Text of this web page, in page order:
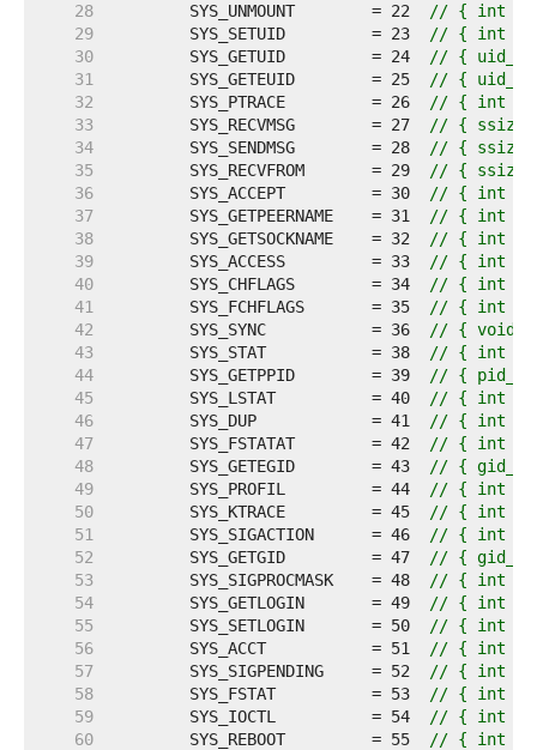
    28
	SYS_UNMOUNT        = 22
// { int
    29
	SYS_SETUID         = 23
// { int
    30
	SYS_GETUID         = 24
// { uid_t
    31
	SYS_GETEUID        = 25
// { uid_t
    32
	SYS_PTRACE         = 26
// { int
    33
	SYS_RECVMSG        = 27
// {
    34
	SYS_SENDMSG        = 28
// {
    35
	SYS_RECVFROM       = 29
// {
    36
	SYS_ACCEPT         = 30
// { int
    37
	SYS_GETPEERNAME    = 31
// { int
    38
	SYS_GETSOCKNAME    = 32
// { int
    39
	SYS_ACCESS         = 33
// { int
    40
	SYS_CHFLAGS        = 34
// { int
    41
	SYS_FCHFLAGS       = 35
// { int
    42
	SYS_SYNC           = 36
// { void
    43
	SYS_STAT           = 38
// { int
    44
	SYS_GETPPID        = 39
// { pid_t
    45
	SYS_LSTAT          = 40
// { int
    46
	SYS_DUP            = 41
// { int
    47
	SYS_FSTATAT        = 42
// { int
    48
	SYS_GETEGID        = 43
// { gid_t
    49
	SYS_PROFIL         = 44
// { int
    50
	SYS_KTRACE         = 45
// { int
    51
	SYS_SIGACTION      = 46
// { int
    52
	SYS_GETGID         = 47
// { gid_t
    53
	SYS_SIGPROCMASK    = 48
// { int
    54
	SYS_GETLOGIN       = 49
// { int
    55
	SYS_SETLOGIN       = 50
// { int
    56
	SYS_ACCT           = 51
// { int
    57
	SYS_SIGPENDING     = 52
// { int
    58
	SYS_FSTAT          = 53
// { int
    59
	SYS_IOCTL          = 54
// { int
    60
	SYS_REBOOT         = 55
// { int